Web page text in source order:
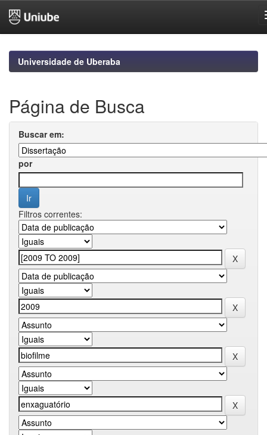
navigationUniversidade de Uberaba
Página de Busca
Buscar em:
por
Filtros correntes: